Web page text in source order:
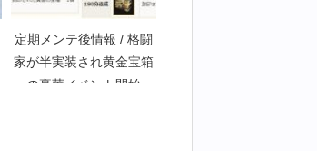
定期メンテ後情報 / 格闘
家が半実装され黄金宝箱
の豪華イベント開始